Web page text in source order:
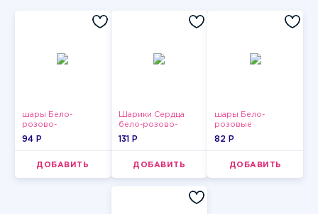
шары Бело-
розово-
фиолетово-
94 P
ДОБАВИТЬ
Шарики Сердца
бело-розово-
красные
131 P
ДОБАВИТЬ
шары Бело-
розовые
пастельные
82 P
ДОБАВИТЬ